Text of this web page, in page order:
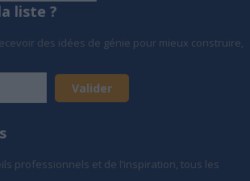
liste ?
des idées de génie pour mieux construire,
professionnels et de l’inspiration, tous les